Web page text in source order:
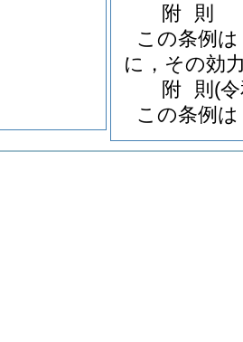
附 則
この条例
に，その効
附 則 (
この条例